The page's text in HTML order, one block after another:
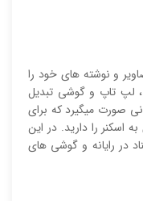
و نوشته های خود را
، لپ تاپ و گوشی تبدیل
صورت میگیرد که برای
اسکنر را دارید. در این
در رایانه و گوشی های